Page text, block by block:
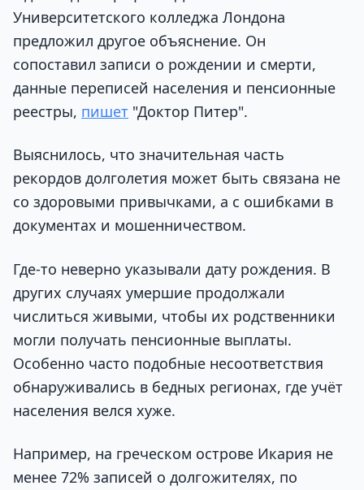
Университетского колледжа Лондона
предложил другое объяснение. Он
сопоставил записи о рождении и смерти,
данные переписей населения и пенсионные
реестры, пишет "Доктор Питер".
Выяснилось, что значительная часть
рекордов долголетия может быть связана не
со здоровыми привычками, а с ошибками в
документах и мошенничеством.
Где-то неверно указывали дату рождения. В
других случаях умершие продолжали
числиться живыми, чтобы их родственники
могли получать пенсионные выплаты.
Особенно часто подобные несоответствия
обнаруживались в бедных регионах, где учёт
населения велся хуже.
Например, на греческом острове Икария не
менее 72% записей о долгожителях, по